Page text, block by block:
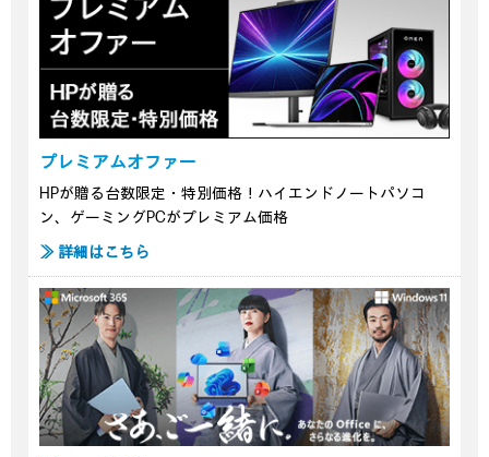
プレミアムオファー
HPが贈る台数限定・特別価格！ハイエンドノートパソコ
ン、ゲーミングPCがプレミアム価格
≫ 詳細はこちら